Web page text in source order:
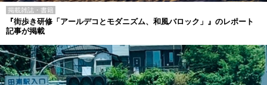
掲載雑誌・書籍
『街歩き研修「アールデコとモダニズム、和風バロック」』のレポート
記事が掲載